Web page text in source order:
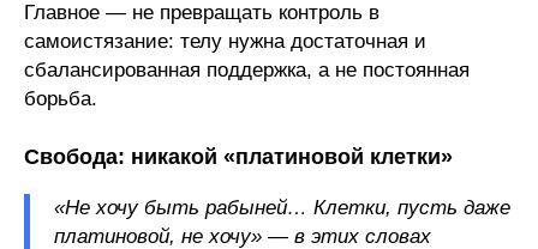
Главное — не превращать контроль в
самоистязание: телу нужна достаточная и
сбалансированная поддержка, а не постоянная
борьба.
Свобода: никакой «платиновой клетки»
«Не хочу быть рабыней… Клетки, пусть даже
платиновой, не хочу» — в этих словах